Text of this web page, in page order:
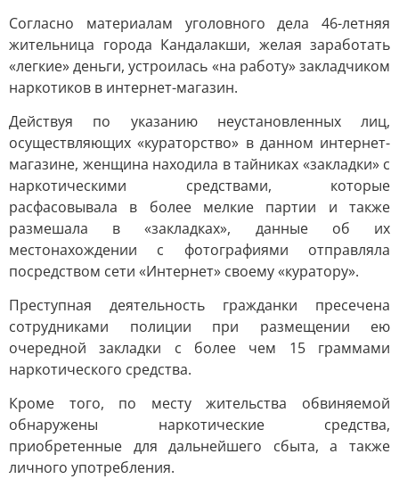
Согласно материалам уголовного дела 46-летняя
жительница города Кандалакши, желая заработать
«легкие» деньги, устроилась «на работу» закладчиком
наркотиков в интернет-магазин.
Действуя по указанию неустановленных лиц,
осуществляющих «кураторство» в данном интернет-
магазине, женщина находила в тайниках «закладки» с
наркотическими средствами, которые
расфасовывала в более мелкие партии и также
размешала в «закладках», данные об их
местонахождении с фотографиями отправляла
посредством сети «Интернет» своему «куратору».
Преступная деятельность гражданки пресечена
сотрудниками полиции при размещении ею
очередной закладки с более чем 15 граммами
наркотического средства.
Кроме того, по месту жительства обвиняемой
обнаружены наркотические средства,
приобретенные для дальнейшего сбыта, а также
личного употребления.